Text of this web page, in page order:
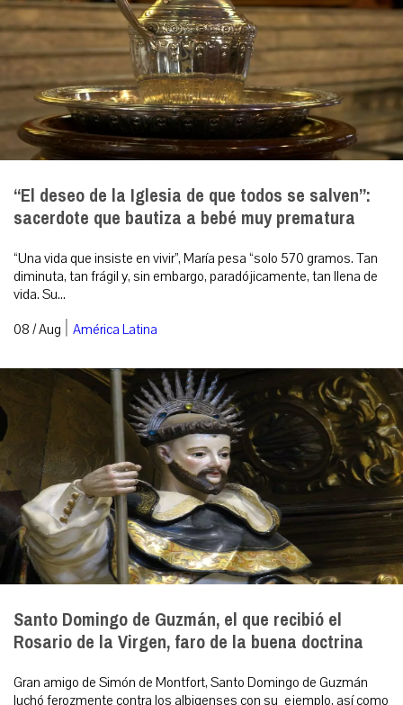
“El deseo de la Iglesia de que todos se salven”:
sacerdote que bautiza a bebé muy prematura
“Una vida que insiste en vivir”, María pesa “solo 570 gramos. Tan
diminuta, tan frágil y, sin embargo, paradójicamente, tan llena de
vida. Su...
08 / Aug | América Latina
Santo Domingo de Guzmán, el que recibió el
Rosario de la Virgen, faro de la buena doctrina
Gran amigo de Simón de Montfort, Santo Domingo de Guzmán
luchó ferozmente contra los albigenses con su ejemplo, así como